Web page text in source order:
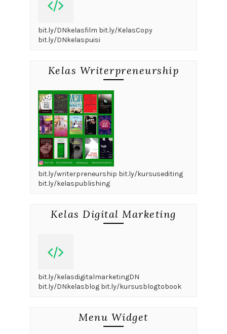
bit.ly/DNkelasfilm bit.ly/KelasCopy
bit.ly/DNkelaspuisi
Kelas Writerpreneurship
bit.ly/writerpreneurship bit.ly/kursusediting
bit.ly/kelaspublishing
Kelas Digital Marketing
bit.ly/kelasdigitalmarketingDN
bit.ly/DNkelasblog bit.ly/kursusblogtobook
Menu Widget